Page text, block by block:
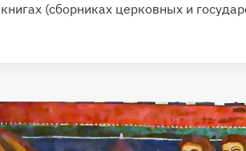
(сборниках церковных и